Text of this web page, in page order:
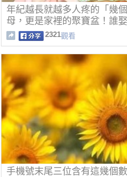
年紀越長就越多人疼的「幾
母，更是家裡的聚寶盆！誰
2321觀看
手機號末尾三位含有這幾個